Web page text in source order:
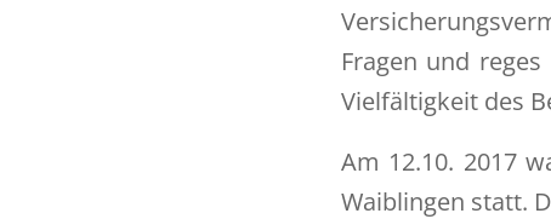
Fragen und
Vielfältigkeit des
Am 12.10. 2017
Waiblingen statt.